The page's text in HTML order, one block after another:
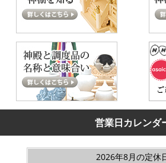
営業日カレンダ
2026年8月の定休